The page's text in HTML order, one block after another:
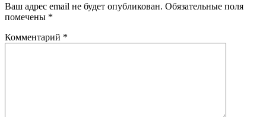
Ваш адрес email не будет опубликован. Обязательные поля
помечены *
Комментарий *